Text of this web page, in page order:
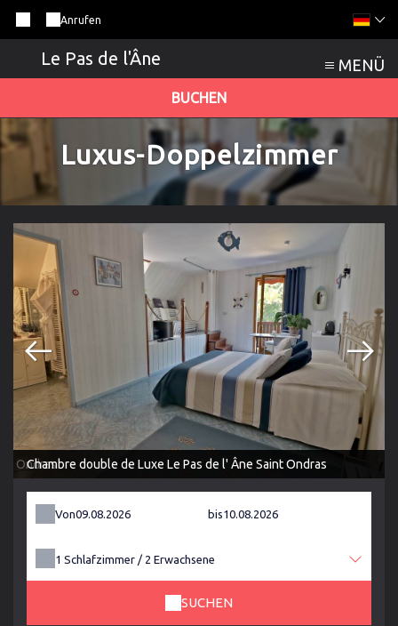
Anrufen
Le Pas de l'Âne MENÜ
BUCHEN
Luxus-Doppelzimmer
Ondras
Chambre double de Luxe Le Pas de l' Âne Saint Ondras
Von bis
1 Schlafzimmer / 2 Erwachsene
SUCHEN